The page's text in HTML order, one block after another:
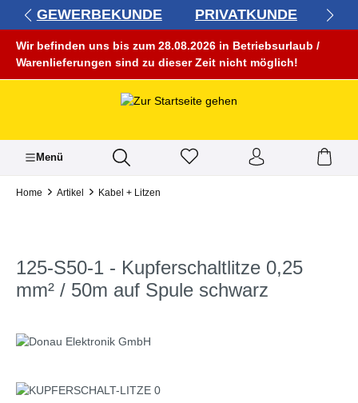
springen
GEWERBEKUNDE PRIVATKUNDE
Wir befinden uns bis zum 28.08.2026 in Betriebsurlaub /
Warenlieferungen sind zu dieser Zeit nicht möglich!
Menü
Home Artikel Kabel + Litzen
125-S50-1 - Kupferschaltlitze 0,25
mm² / 50m auf Spule schwarz
Bildergalerie überspringen